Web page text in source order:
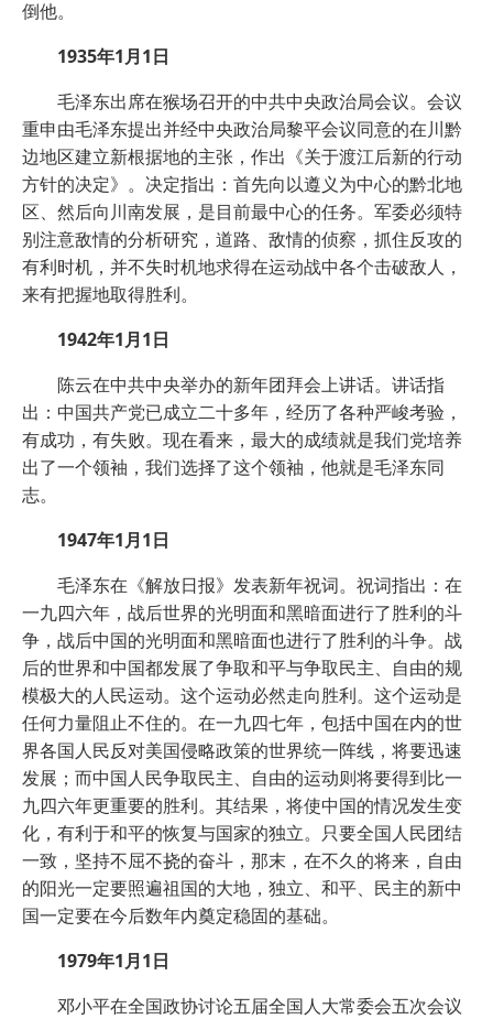
倒他。
1935年1月1日
毛泽东出席在猴场召开的中共中央政治局会议。会议
重申由毛泽东提出并经中央政治局黎平会议同意的在川黔
边地区建立新根据地的主张，作出《关于渡江后新的行动
方针的决定》。决定指出：首先向以遵义为中心的黔北地
区、然后向川南发展，是目前最中心的任务。军委必须特
别注意敌情的分析研究，道路、敌情的侦察，抓住反攻的
有利时机，并不失时机地求得在运动战中各个击破敌人，
来有把握地取得胜利。
1942年1月1日
陈云在中共中央举办的新年团拜会上讲话。讲话指
出：中国共产党已成立二十多年，经历了各种严峻考验，
有成功，有失败。现在看来，最大的成绩就是我们党培养
出了一个领袖，我们选择了这个领袖，他就是毛泽东同
志。
1947年1月1日
毛泽东在《解放日报》发表新年祝词。祝词指出：在
一九四六年，战后世界的光明面和黑暗面进行了胜利的斗
争，战后中国的光明面和黑暗面也进行了胜利的斗争。战
后的世界和中国都发展了争取和平与争取民主、自由的规
模极大的人民运动。这个运动必然走向胜利。这个运动是
任何力量阻止不住的。在一九四七年，包括中国在内的世
界各国人民反对美国侵略政策的世界统一阵线，将要迅速
发展；而中国人民争取民主、自由的运动则将要得到比一
九四六年更重要的胜利。其结果，将使中国的情况发生变
化，有利于和平的恢复与国家的独立。只要全国人民团结
一致，坚持不屈不挠的奋斗，那末，在不久的将来，自由
的阳光一定要照遍祖国的大地，独立、和平、民主的新中
国一定要在今后数年内奠定稳固的基础。
1979年1月1日
邓小平在全国政协讨论五届全国人大常委会五次会议